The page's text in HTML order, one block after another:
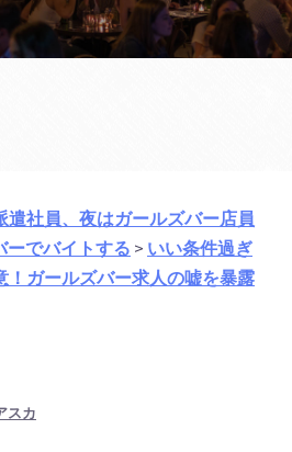
社員、夜はガールズバー店員
ーでバイトする > いい条件過ぎ
！ガールズバー求人の嘘を暴露
スカ